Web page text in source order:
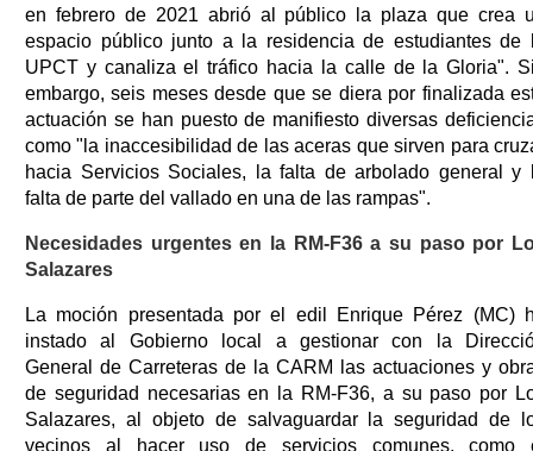
en febrero de 2021 abrió al público la plaza que crea
espacio público junto a la residencia de estudiantes de
UPCT y canaliza el tráfico hacia la calle de la Gloria".
embargo, seis meses desde que se diera por finalizada
actuación se han puesto de manifiesto diversas
como "la inaccesibilidad de las aceras que sirven para
hacia Servicios Sociales, la falta de arbolado general y
falta de parte del vallado en una de las rampas".
Necesidades urgentes en la RM-F36 a su paso por
Salazares
La moción presentada por el edil Enrique Pérez (MC)
instado al Gobierno local a gestionar con la
General de Carreteras de la CARM las actuaciones y
de seguridad necesarias en la RM-F36, a su paso por
Salazares, al objeto de salvaguardar la seguridad de
vecinos al hacer uso de servicios comunes, como